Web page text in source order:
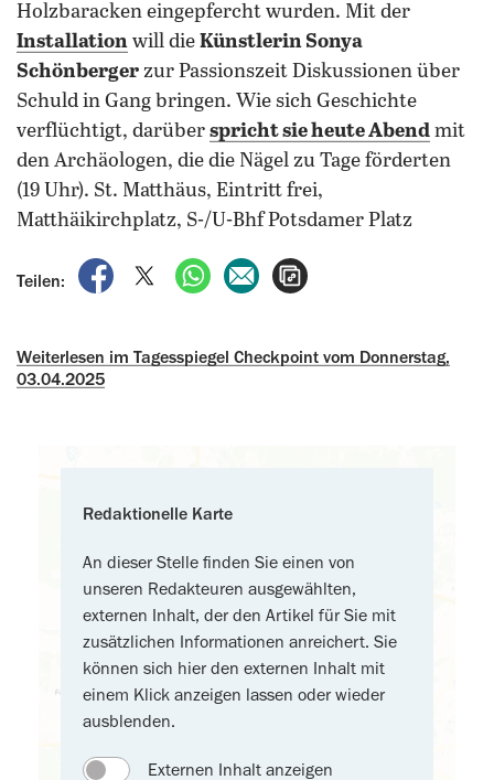
Holzbaracken eingepfercht wurden. Mit der
Installation will die Künstlerin Sonya
Schönberger zur Passionszeit Diskussionen über
Schuld in Gang bringen. Wie sich Geschichte
verflüchtigt, darüber spricht sie heute Abend mit
den Archäologen, die die Nägel zu Tage förderten
(19 Uhr). St. Matthäus, Eintritt frei,
Matthäikirchplatz, S-/U-Bhf Potsdamer Platz
Teilen:
auf Facebook teilen
auf X teilenper WhatsApp teilen
per E-Mail teilen
Weiterlesen im Tagesspiegel Checkpoint vom Donnerstag,
03.04.2025
Redaktionelle Karte
An dieser Stelle finden Sie einen von
unseren Redakteuren ausgewählten,
externen Inhalt, der den Artikel für Sie mit
zusätzlichen Informationen anreichert. Sie
können sich hier den externen Inhalt mit
einem Klick anzeigen lassen oder wieder
ausblenden.
Externen Inhalt anzeigen